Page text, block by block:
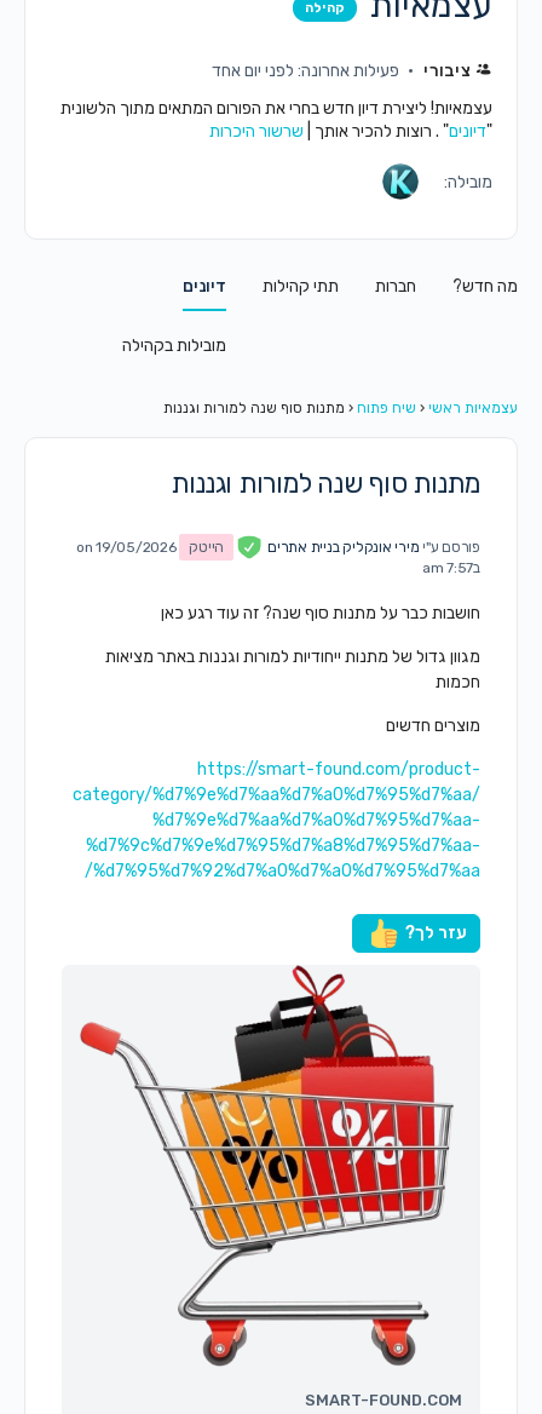
קהילה
ציבורי
פעילות אחרונה: לפני יום אחד
עצמאיות! ליצירת דיון חדש בחרי את הפורום המתאים מתוך הלשונית
דיונים" . רוצות להכיר אותך | שרשור היכרות
מובילה:
מה חדש? חברות תתי קהילות דיונים
מובילות בקהילה
עצמאיות ראשי ‹ שיח פתוח ‹ מתנות סוף שנה למורות וגננות
מתנות סוף שנה למורות וגננות
פורסם ע"ימירי אונקליק בניית אתרים הייטק
on 19/05/2026
ב7:57 am
חושבות כבר על מתנות סוף שנה? זה עוד רגע כאן
מגוון גדול של מתנות ייחודיות למורות וגננות באתר מציאות
חכמות
מוצרים חדשים
https://smart-found.com/product-
category/%d7%9e%d7%aa%d7%a0%d7%95%d7%aa/
%d7%9e%d7%aa%d7%a0%d7%95%d7%aa-
%d7%9c%d7%9e%d7%95%d7%a8%d7%95%d7%aa-
%d7%95%d7%92%d7%a0%d7%a0%d7%95%d7%aa/
עזר לך?
SMART-FOUND.COM